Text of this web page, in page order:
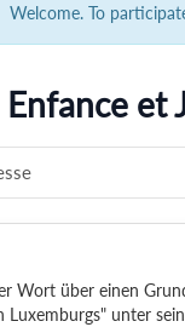
Welcome. To
et
Wort über einen
Luxemburgs" unter